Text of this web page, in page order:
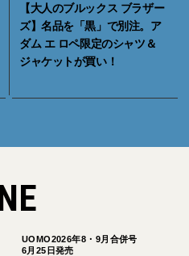
【大人のブルックス ブラザー
ズ】名品を「黒」で別注。ア
ダム エ ロペ限定のシャツ＆
ジャケットが買い！
UOMO2026年8・9月合併号
6月25日発売